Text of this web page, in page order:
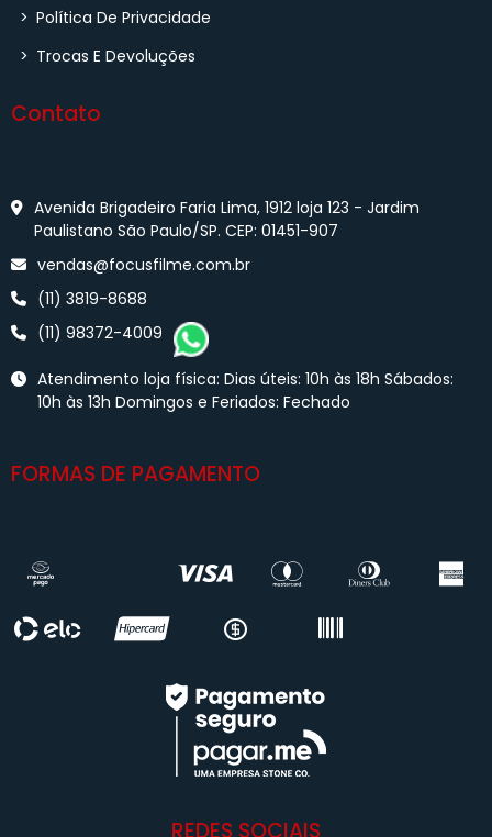
> Política De Privacidade
> Trocas E Devoluções
Contato
Avenida Brigadeiro Faria Lima, 1912 loja 123 - Jardim
Paulistano São Paulo/SP. CEP: 01451-907
vendas@focusfilme.com.br
(11) 3819-8688
(11) 98372-4009
Atendimento loja física: Dias úteis: 10h às 18h Sábados:
10h às 13h Domingos e Feriados: Fechado
FORMAS DE PAGAMENTO
REDES SOCIAIS